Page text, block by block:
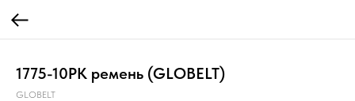
1775-10РК ремень (GLOBELT)
GLOBELT